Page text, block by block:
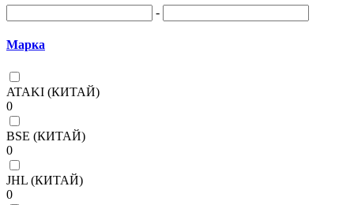
-
Марка
ATAKI (КИТАЙ)
0
BSE (КИТАЙ)
0
JHL (КИТАЙ)
0